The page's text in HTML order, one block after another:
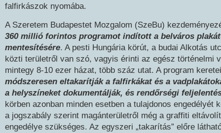
falfirkászok nyomába.
A Szeretem Budapestet Mozgalom (SzeBu)
360 millió forintos programot indított a belváros
mentesítésére. A pesti Hungária körút, a budai Alkotás
közti területről van szó, vagyis érinti az egész történelmi
mintegy 8-10 ezer házat, több száz utat. A program
módszeresen eltakarítják a falfirkákat és a
a helyszíneket dokumentálják, és rendőrségi
körben azonban minden esetben a tulajdonos engedélyét
a jogszabály szerint magánterületről még a graffiti
engedélye szükséges. Az egyszeri „takarítás” előre